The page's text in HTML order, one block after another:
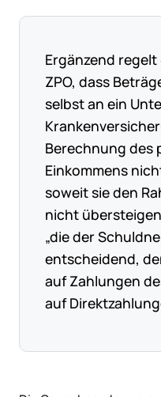
Ergänzend regelt
ZPO, dass
selbst an ein
Berechnung des
Einkommens
soweit sie den
nicht
„die der
entscheidend,
auf Zahlungen
auf